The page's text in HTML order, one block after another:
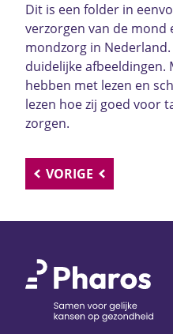
Dit is een folder in
verzorgen van de mond
mondzorg in
duidelijke afbeeldingen.
hebben met lezen en
lezen hoe zij goed voor
zorgen.
VORIGE